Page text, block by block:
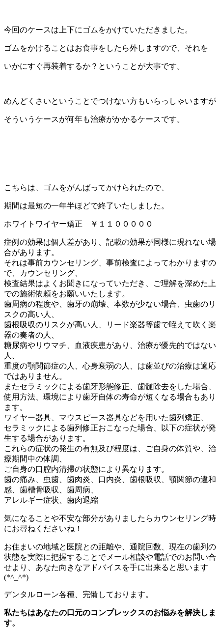
今回のケースは上下にゴムをかけていただきました。
ゴムをかけることはお食事をしたら外しますので、それを
いかにすぐ再装着するか？ということが大事です。
めんどくさいということでつけない方もいらっしゃいますが
そういうケースが何年も治療がかかるケースです。
こちらは、ゴムをがんばってかけられたので、
期間は最短の一年半ほどで終了いたしました。
ホワイトワイヤー矯正 ￥１１０００００
症例の効果は個人差があり、記載の効果が同様に現れない場
合があります。
それは事前カウンセリング、事前検査によってわかりますの
で、カウンセリング、
検査結果はよくお聞きになっていただき、ご理解を深めた上
での施術依頼をお願いいたします。
歯周病の程度や、歯牙の崩壊、本数が少ない場合、虫歯のリ
スクの高い人、
歯根吸収のリスクが高い人、リード楽器等歯で咥えて吹く楽
器の奏者の人、
糖尿病やリウマチ、血液疾患があり、治療が優先的ではない
人、
重度の顎関節症の人、心身衰弱の人、は歯並びの治療は適応
ではありません。
またセラミックによる歯牙形態修正、歯髄除去をした場合、
使用方法、環境により歯牙自体の寿命が短くなる場合もあり
ます。
ワイヤー器具、マウスピース器具などを用いた歯列矯正、
セラミックによる歯列修正おこなった場合、以下の症状が発
生する場合があります。
これらの症状の発生の有無及び程度は、ご自身の体質や、治
療期間中の体調、
ご自身の口腔内清掃の状態により異なります。
歯の痛み、虫歯、歯肉炎、口内炎、歯根吸収、顎関節の違和
感、歯槽骨吸収、歯周病、
アレルギー症状、歯肉退縮
気になることや不安な部分がありましたらカウンセリング時
にお尋ねくださいね！
お住まいの地域と医院との距離や、通院回数、現在の歯列の
状態を実際に把握することでメール相談や電話でのお問い合
せより、あなた向きなアドバイスを手に出来ると思います
(*^_^*)
デンタルローン各種、完備しております。
私たちはあなたの口元のコンプレックスのお悩みを解決しま
す。